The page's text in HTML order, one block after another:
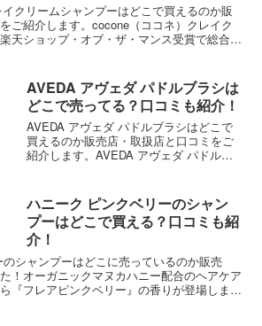
クリームシャンプーはどこで買えるのか販
ご紹介します。cocone（ココネ）クレイク
天ショップ・オブ・ザ・マンス受賞で総合１
AVEDA アヴェダ パドルブラシは
どこで売ってる？口コミも紹介！
AVEDA アヴェダ パドルブラシはどこで
買えるのか販売店・取扱店と口コミをご
紹介します。AVEDA アヴェダ パドルブ
ハニーク ピンクベリーのシャン
プーはどこで買える？口コミも紹
介！
シャンプーはどこに売っているのか販売
！オーガニックマヌカハニー配合のヘアケア
『フレアピンクベリー』の香りが登場しまし